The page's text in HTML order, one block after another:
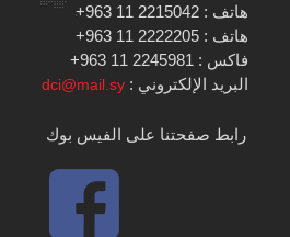
هاتف : 2215042 11 963+
هاتف : 2222205 11 963+
فاكس : 2245981 11 963+
البريد الإلكتروني :dci@mail.sy
رابط صفحتنا على الفيس بوك